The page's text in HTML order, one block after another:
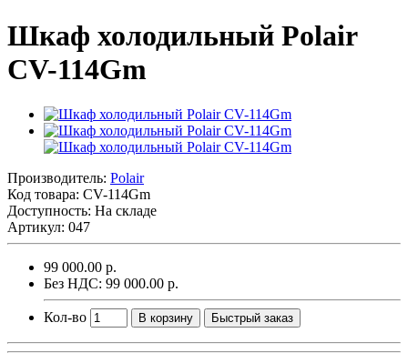
Шкаф холодильный Polair
CV-114Gm
Производитель: Polair
Код товара: CV-114Gm
Доступность: На складе
Артикул: 047
99 000.00 р.
Без НДС: 99 000.00 р.
Кол-во В корзину Быстрый заказ